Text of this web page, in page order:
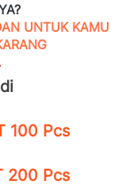
UNTUK KAMU
100 Pcs
200 Pcs